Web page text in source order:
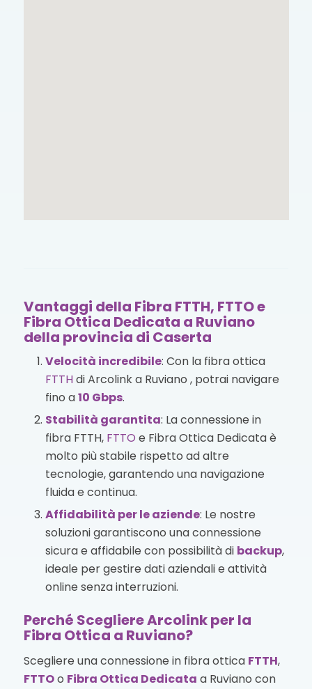
Vantaggi della Fibra FTTH, FTTO e
Fibra Ottica Dedicata a Ruviano
della provincia di Caserta
Velocità incredibile: Con la fibra ottica
FTTHdi Arcolink a Ruviano , potrai navigare
fino a10 Gbps.
Stabilità garantita: La connessione in
fibra FTTH, FTTO e Fibra Ottica Dedicata è
molto più stabile rispetto ad altre
tecnologie, garantendo una navigazione
fluida e continua.
Affidabilità per le aziende: Le nostre
soluzioni garantiscono una connessione
sicura e affidabile con possibilità di backup,
ideale per gestire dati aziendali e attività
online senza interruzioni.
Perché Scegliere Arcolink per la
Fibra Ottica a Ruviano?
Scegliere una connessione in fibra ottica FTTH,
FTTOo Fibra Ottica Dedicata a Ruviano con